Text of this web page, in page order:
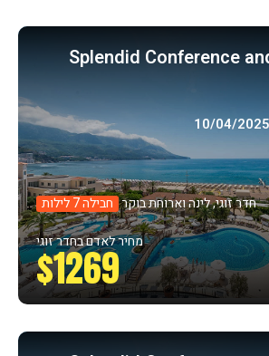
Splendid Conference
חדר זוגי, לינה וארוחת בוקר חבילה 7 לילות
מחיר לאדם בחדר זוגי
$1269